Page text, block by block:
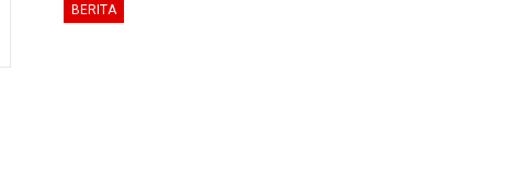
BERITA